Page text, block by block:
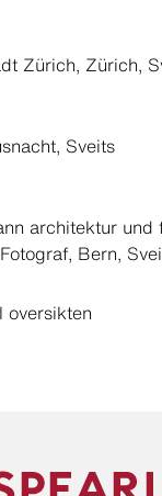
Zürich, Zürich,
Sveits
architektur und
Bern,
oversikten